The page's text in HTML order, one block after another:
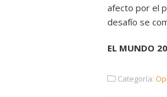
afecto por el
desafío se
EL MUNDO
Categoría: